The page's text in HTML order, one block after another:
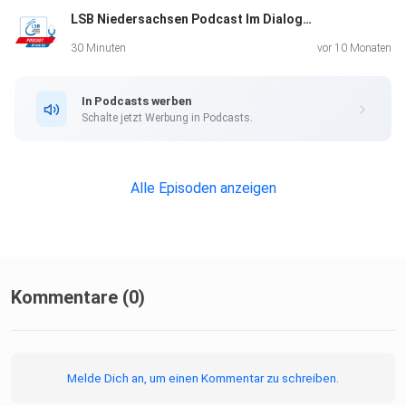
Landesverband
Niedersachsen und der LSB arbeiten beim Projekt
Maßnahmen von
Schwimmkurse vor Ort anbieten sowie Lehrgänge für die
der Corona-Pandemie:
LSB Niedersachsen Podcast Im Dialog. Folge 25. Zu Gast: Bernd Wedemeyer-Kolwe
30 Minuten vor 10 Monaten
In Podcasts werben
Schalte jetzt Werbung in Podcasts.
Alle Episoden anzeigen
Kommentare (0)
Melde Dich an, um einen Kommentar zu schreiben.